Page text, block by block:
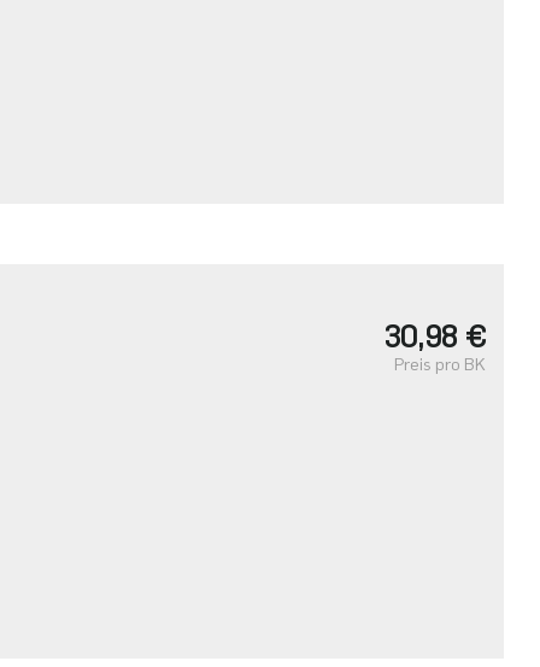
30,98 €
Preis pro BK